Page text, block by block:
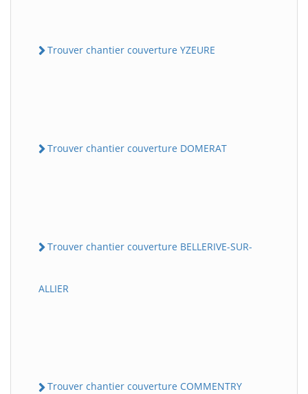
Trouver chantier couverture YZEURE
Trouver chantier couverture DOMERAT
Trouver chantier couverture BELLERIVE-SUR-
ALLIER
Trouver chantier couverture COMMENTRY